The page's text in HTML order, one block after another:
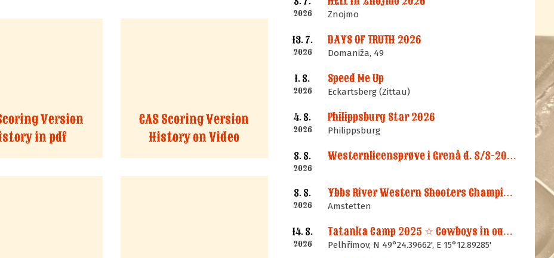
Version
in pdf
CAS Scoring Version
History on Video
2026 Znojmo
13. 7.
2026
DAYS OF TRUTH 2026
Domaniža, 49
1. 8.
2026
Speed Me Up
Eckartsberg (Zittau)
4. 8.
2026
Philippsburg Star 2026
Philippsburg
8. 8.
2026
Westernlicensprøve i Grenå d. 8/8-2026
8. 8.
2026
Ybbs River Western Shooters Championship 2026 + LM
Amstetten
14. 8.
2026
Tatanka Camp 2025 ☆ Cowboys in our Memories
Pelhřimov, N 49°24.39662', E 15°12.89285'